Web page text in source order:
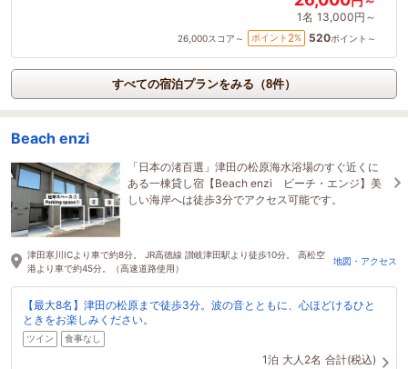
1名 13,000円～
26,000スコア～ ポイント 2% 520ポイント～
すべての宿泊プランをみる（8件）
Beach enzi
「日本の渚百選」津田の松原海水浴場のすぐ近くに
ある一棟貸し宿【Beach enzi ビーチ・エンジ】美
しい海岸へは徒歩3分でアクセス可能です。
津田寒川ICより車で約8分。 JR高徳線 讃岐津田駅より徒歩10分。 高松空
港より車で約45分。（高速道路使用）
地図・アクセス
【最大8名】津田の松原まで徒歩3分。波の音とともに、心ほどけるひと
ときをお楽しみください。
ツイン 食事なし
1泊 大人2名 合計(税込)